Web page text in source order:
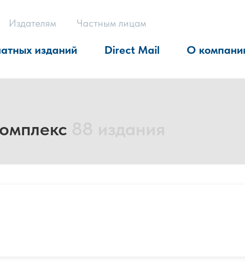
Издателям Частным лицам
изданий Direct Mail О